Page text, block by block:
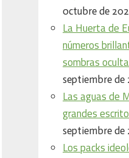
octubre de
La Huerta de
números
sombras
septiembre de
Las aguas de
grandes
septiembre de
Los packs